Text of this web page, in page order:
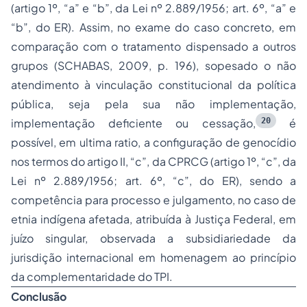
(artigo 1º, “a” e “b”, da Lei nº 2.889/1956; art. 6º, “a” e
“b”, do ER). Assim, no exame do caso concreto, em
comparação com o tratamento dispensado a outros
grupos (SCHABAS, 2009, p. 196), sopesado o não
atendimento à vinculação constitucional da política
pública, seja pela sua não implementação,
implementação deficiente ou cessação,
20 é
possível, em ultima ratio, a configuração de genocídio
nos termos do artigo II, “c”, da CPRCG (artigo 1º, “c”, da
Lei nº 2.889/1956; art. 6º, “c”, do ER), sendo a
competência para processo e julgamento, no caso de
etnia indígena afetada, atribuída à Justiça Federal, em
juízo singular, observada a subsidiariedade da
jurisdição internacional em homenagem ao princípio
da complementaridade do TPI.
Conclusão